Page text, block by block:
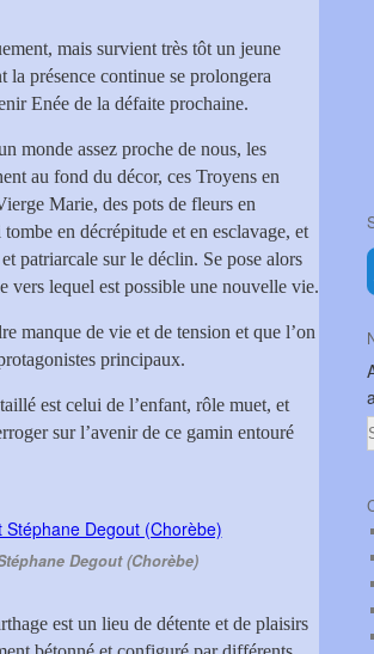
mais survient très tôt un jeune
présence continue se prolongera
Enée de la défaite prochaine.
monde assez proche de nous, les
au fond du décor, ces Troyens en
Marie, des pots de fleurs en
en décrépitude et en esclavage, et
patriarcale sur le déclin. Se pose alors
vers lequel est possible une nouvelle vie.
manque de vie et de tension et que l’on
principaux.
est celui de l’enfant, rôle muet, et
sur l’avenir de ce gamin entouré
Degout (Chorèbe)
est un lieu de détente et de plaisirs